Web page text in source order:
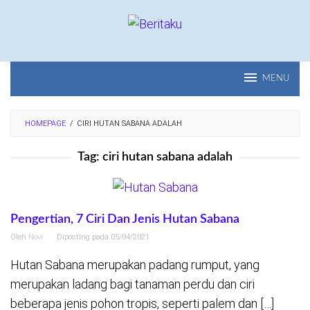
MENU
HOMEPAGE / CIRI HUTAN SABANA ADALAH
Tag: ciri hutan sabana adalah
Pengertian, 7 Ciri Dan Jenis Hutan Sabana
Oleh Novi Diposting pada 05/04/2021
Hutan Sabana merupakan padang rumput, yang
merupakan ladang bagi tanaman perdu dan ciri
beberapa jenis pohon tropis, seperti palem dan […]